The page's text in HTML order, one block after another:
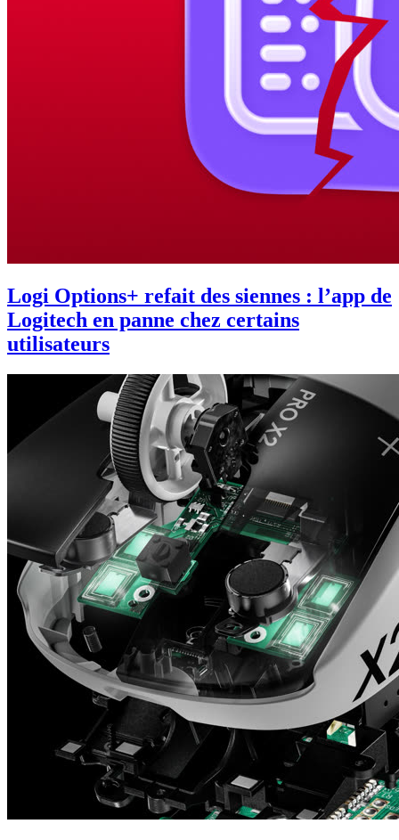
Logi Options+ refait des siennes : l’app de
Logitech en panne chez certains
utilisateurs